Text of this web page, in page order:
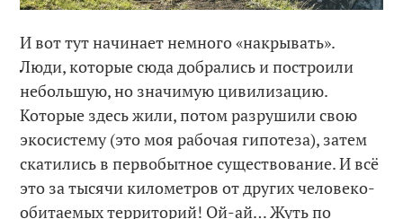
И вот тут начинает немного «накрывать».
Люди, которые сюда добрались и построили
небольшую, но значимую цивилизацию.
Которые здесь жили, потом разрушили свою
экосистему (это моя рабочая гипотеза), затем
скатились в первобытное существование. И всё
это за тысячи километров от других человеко-
обитаемых территорий! Ой-ай… Жуть по